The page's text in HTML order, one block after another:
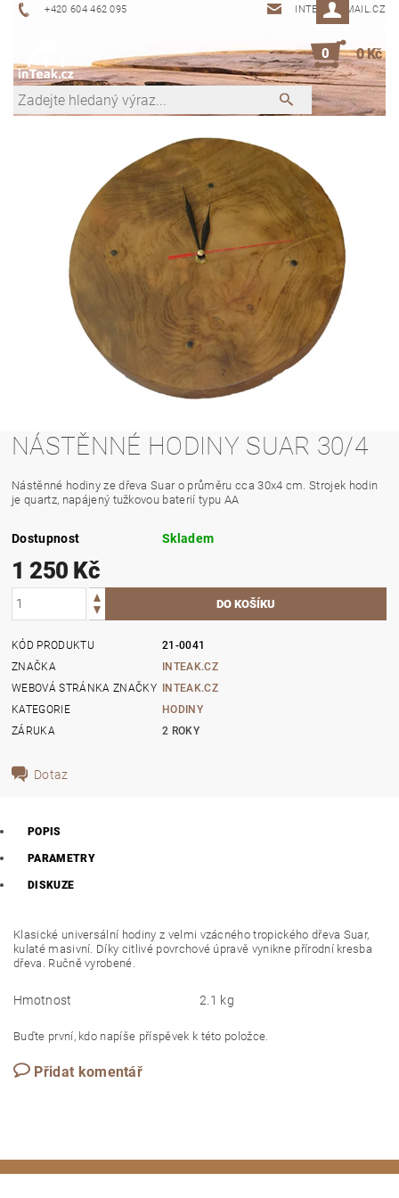
+420 604 462 095 INTEAK@EMAIL.CZ
0 0 Kč
NÁSTĚNNÉ HODINY SUAR 30/4
Nástěnné hodiny ze dřeva Suar o průměru cca 30x4 cm. Strojek hodin
je quartz, napájený tužkovou baterií typu AA
Dostupnost Skladem
1 250 Kč
KÓD PRODUKTU
21-0041
ZNAČKA
INTEAK.CZ
WEBOVÁ STRÁNKA ZNAČKY INTEAK.CZ
KATEGORIE
HODINY
ZÁRUKA
2 ROKY
Dotaz
POPIS
PARAMETRY
DISKUZE
Klasické universální hodiny z velmi vzácného tropického dřeva Suar,
kulaté masivní. Díky citlivé povrchové úpravě vynikne přírodní kresba
dřeva. Ručně vyrobené.
Hmotnost 2.1 kg
Buďte první, kdo napíše příspěvek k této položce.
Přidat komentář